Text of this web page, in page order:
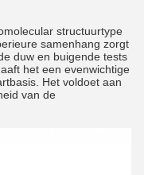
structuurtype
samenhang zorgt
duw en buigende tests
het een evenwichtige
Het voldoet aan
van de